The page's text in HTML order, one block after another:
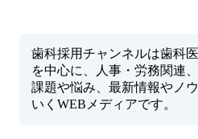
歯科採用チャンネルは歯科
を中心に、人事・労務関連
課題や悩み、最新情報やノ
いくWEBメディアです。